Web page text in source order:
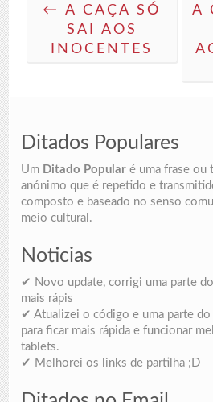
← A CAÇA SÓ
SAI AOS
INOCENTES
A
Ditados Populares
Um Ditado Popular é uma frase ou
anónimo que é repetido e
composto e baseado no senso
meio cultural.
Noticias
✔ Novo update, corrigi uma parte
mais rápis
✔ Atualizei o código e uma parte do
para ficar mais rápida e funcionar
tablets.
✔ Melhorei os links de partilha ;D